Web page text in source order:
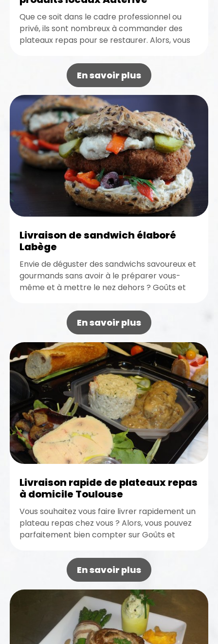
Que ce soit dans le cadre professionnel ou
privé, ils sont nombreux à commander des
plateaux repas pour se restaurer. Alors, vous
En savoir plus
Livraison de sandwich élaboré
Labège
Envie de déguster des sandwichs savoureux et
gourmands sans avoir à le préparer vous-
même et à mettre le nez dehors ? Goûts et
En savoir plus
Livraison rapide de plateaux repas
à domicile Toulouse
Vous souhaitez vous faire livrer rapidement un
plateau repas chez vous ? Alors, vous pouvez
parfaitement bien compter sur Goûts et
En savoir plus